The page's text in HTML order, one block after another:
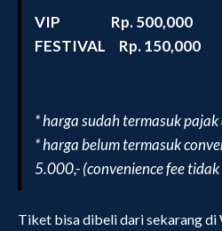
VIP Rp. 500,000
FESTIVAL Rp. 150,000
* harga sudah termasuk
* harga belum termasuk
5.000,- (convenience fee
Tiket bisa dibeli dari sekarang